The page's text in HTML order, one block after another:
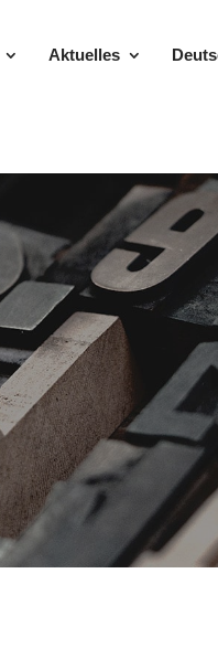
Aktuelles